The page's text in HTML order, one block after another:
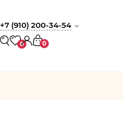
+7 (910) 200-34-54
0 0